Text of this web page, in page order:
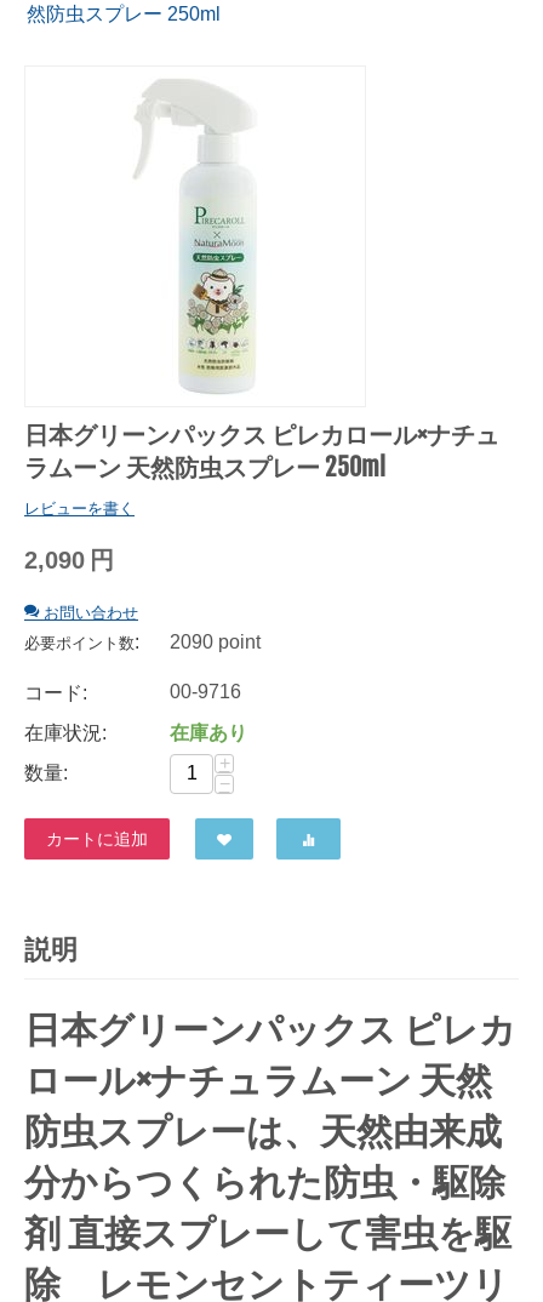
然防虫スプレー 250ml
日本グリーンパックス ピレカロール×ナチュ
ラムーン 天然防虫スプレー 250ml
レビューを書く
2,090 円
お問い合わせ
必要ポイント数: 2090 point
コード:
00-9716
在庫状況:
在庫あり
数量:
+
−
カートに追加
説明
日本グリーンパックス ピレカ
ロール×ナチュラムーン 天然
防虫スプレーは、天然由来成
分からつくられた防虫・駆除
剤 直接スプレーして害虫を駆
除 レモンセントティーツリ